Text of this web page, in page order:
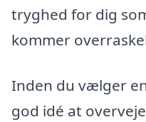
tryghed for dig
kommer
Inden du vælger
god idé at